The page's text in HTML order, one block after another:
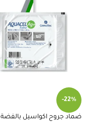
-22%
ضماد جروح اكواسيل بالفضة 10سم